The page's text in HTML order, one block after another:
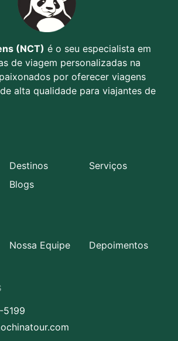
(NCT) é o seu especialista em
de viagem personalizadas na
por oferecer viagens
alta qualidade para viajantes de
Destinos
Serviços
Blogs
Nossa Equipe
Depoimentos
5199